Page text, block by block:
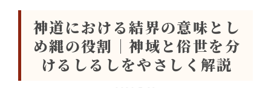
神道における結界の意味とし
め縄の役割｜神域と俗世を分
けるしるしをやさしく解説